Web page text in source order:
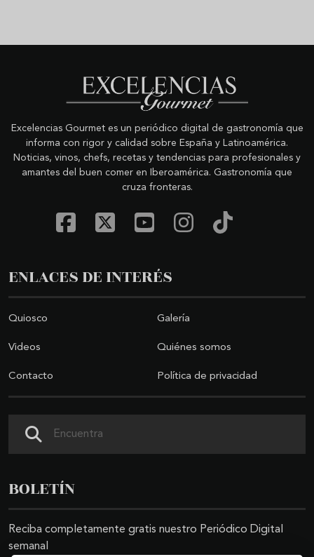
Excelencias Gourmet es un periódico digital de gastronomía que
informa con rigor y calidad sobre España y Latinoamérica.
Noticias, vinos, chefs, recetas y tendencias para profesionales y
amantes del buen comer en Iberoamérica. Gastronomía que
cruza fronteras.
ENLACES DE INTERÉS
Quiosco Galería
Videos Quiénes somos
Contacto Política de privacidad
BOLETÍN
Reciba completamente gratis nuestro Periódico Digital
semanal